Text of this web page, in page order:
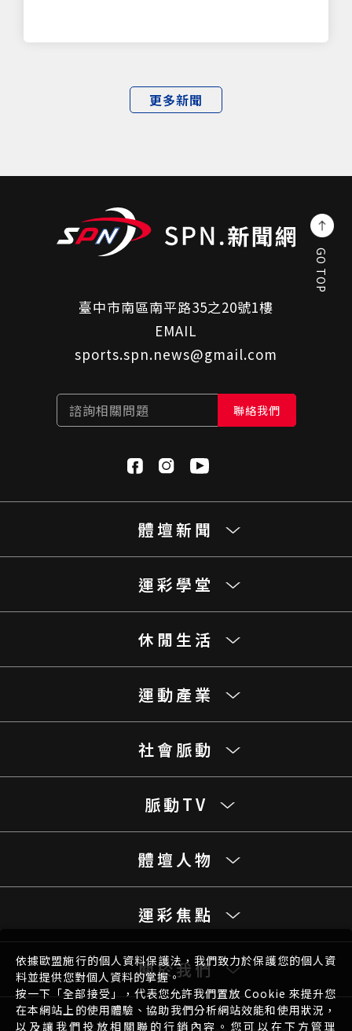
更多新聞
臺中市南區南平路35之20號1樓
EMAIL
sports.spn.news@gmail.com
諮詢相關問題 聯絡我們
體壇新聞
運彩學堂
休閒生活
運動產業
社會脈動
脈動TV
體壇人物
運彩焦點
關於我們
GO TOP
依據歐盟施行的個人資料保護法，我們致力於保護您的個人資
料並提供您對個人資料的掌握。
按一下「全部接受」，代表您允許我們置放 Cookie 來提升您
在本網站上的使用體驗、協助我們分析網站效能和使用狀況，
以及讓我們投放相關聯的行銷內容。您可以在下方管理